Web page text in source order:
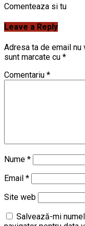
Comenteaza si tu
Leave a Reply
Adresa ta de email nu
sunt marcate cu *
Comentariu *
Nume *
Email *
Site web
Salvează-mi